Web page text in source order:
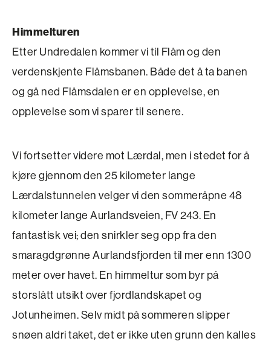
Himmelturen
Etter Undredalen kommer vi til Flåm og den
verdenskjente Flåmsbanen. Både det å ta banen
og gå ned Flåmsdalen er en opplevelse, en
opplevelse som vi sparer til senere.
Vi fortsetter videre mot Lærdal, men i stedet for å
kjøre gjennom den 25 kilometer lange
Lærdalstunnelen velger vi den sommeråpne 48
kilometer lange Aurlandsveien, FV 243. En
fantastisk vei; den snirkler seg opp fra den
smaragdgrønne Aurlandsfjorden til mer enn 1300
meter over havet. En himmeltur som byr på
storslått utsikt over fjordlandskapet og
Jotunheimen. Selv midt på sommeren slipper
snøen aldri taket, det er ikke uten grunn den kalles